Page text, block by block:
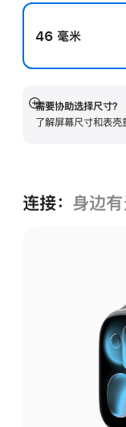
46 毫米
需要协助选择尺寸？
了解屏幕尺寸和表壳
展
开
连接： 身边有